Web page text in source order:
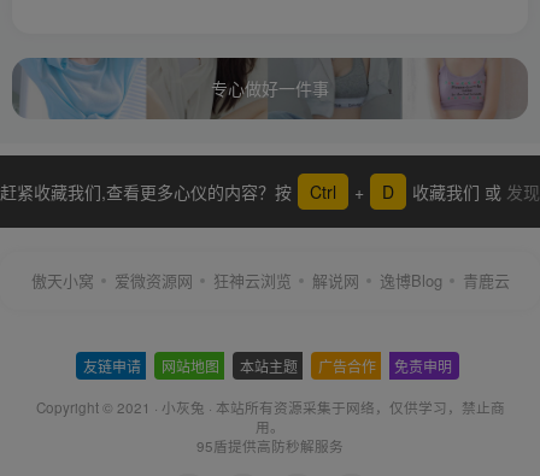
专心做好一件事
赶紧收藏我们,查看更多心仪的内容？按 Ctrl + D 收藏我们 或 发现
傲天小窝 爱微资源网 狂神云浏览 解说网 逸博Blog 青鹿云
友链申请 网站地图 本站主题 广告合作 免责申明
Copyright © 2021 · 小灰兔 · 本站所有资源采集于网络，仅供学习，禁止商
用。
95盾提供高防秒解服务